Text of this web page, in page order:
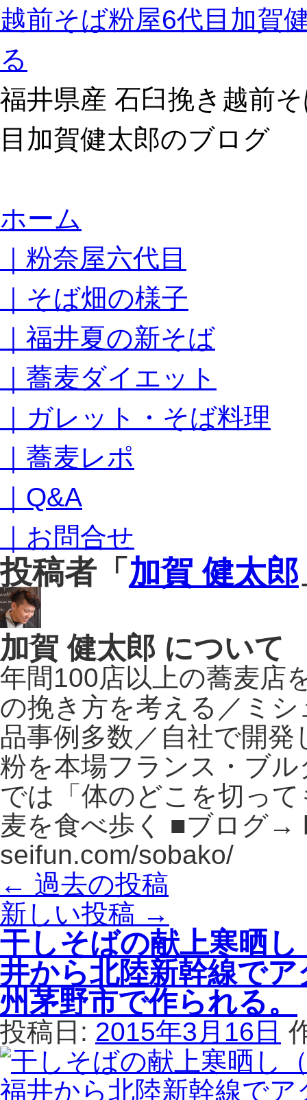
越前そば粉屋6代目加賀
る
福井県産 石臼挽き越前
目加賀健太郎のブログ
ン
ツ
プ
ホーム
｜粉奈屋六代目
｜そば畑の様子
｜福井夏の新そば
｜蕎麦ダイエット
｜ガレット・そば料理
｜蕎麦レポ
｜Q&A
｜お問合せ
投稿者「 加賀 健太郎
加賀 健太郎 について
年間100店以上の蕎麦店
の挽き方を考える／ミ
品事例多数／自社で開
粉を本場フランス・ブ
では「体のどこを切っ
麦を食べ歩く ■ブログ→
seifun.com/sobako/
← 過去の投稿
新しい投稿 →
干しそばの献上寒晒
井から北陸新幹線で
州茅野市で作られる。
投稿日: 2015年3月16日